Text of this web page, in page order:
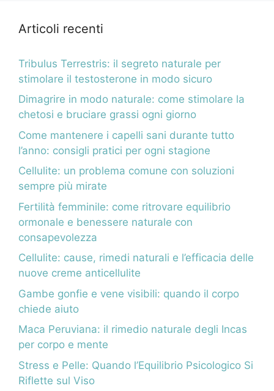
Articoli recenti
Tribulus Terrestris: il segreto naturale per
stimolare il testosterone in modo sicuro
Dimagrire in modo naturale: come stimolare la
chetosi e bruciare grassi ogni giorno
Come mantenere i capelli sani durante tutto
l’anno: consigli pratici per ogni stagione
Cellulite: un problema comune con soluzioni
sempre più mirate
Fertilità femminile: come ritrovare equilibrio
ormonale e benessere naturale con
consapevolezza
Cellulite: cause, rimedi naturali e l’efficacia delle
nuove creme anticellulite
Gambe gonfie e vene visibili: quando il corpo
chiede aiuto
Maca Peruviana: il rimedio naturale degli Incas
per corpo e mente
Stress e Pelle: Quando l’Equilibrio Psicologico Si
Riflette sul Viso